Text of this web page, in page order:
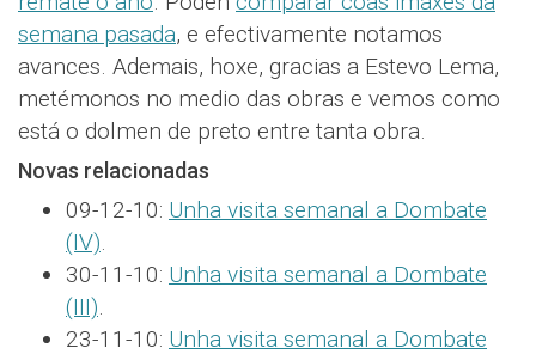
semana pasada, e efectivamente notamos
avances. Ademais, hoxe, gracias a Estevo Lema,
metémonos no medio das obras e vemos como
está o dolmen de preto entre tanta obra.
Novas relacionadas
09-12-10: Unha visita semanal a Dombate
(IV).
30-11-10: Unha visita semanal a Dombate
(III).
23-11-10: Unha visita semanal a Dombate